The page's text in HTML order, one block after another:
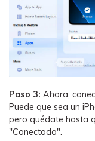
Paso 3: Ahora,
Puede que sea un
pero quédate hasta
"Conectado".